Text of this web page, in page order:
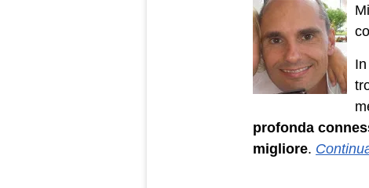
profonda
migliore.